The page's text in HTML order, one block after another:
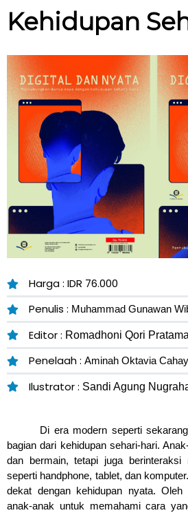
Kehidupan
Harga : IDR 76.000
Penulis : Muhammad Gunawan
Editor : Romadhoni Qori
Penelaah : Aminah Oktavia
Ilustrator : Sandi Agung
Di era modern seperti
bagian dari kehidupan sehari-hari.
dan bermain, tetapi juga berinteraksi
seperti handphone, tablet, dan
dekat dengan kehidupan nyata.
anak-anak untuk memahami cara